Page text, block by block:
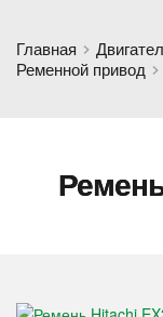
Главная
Ременной привод